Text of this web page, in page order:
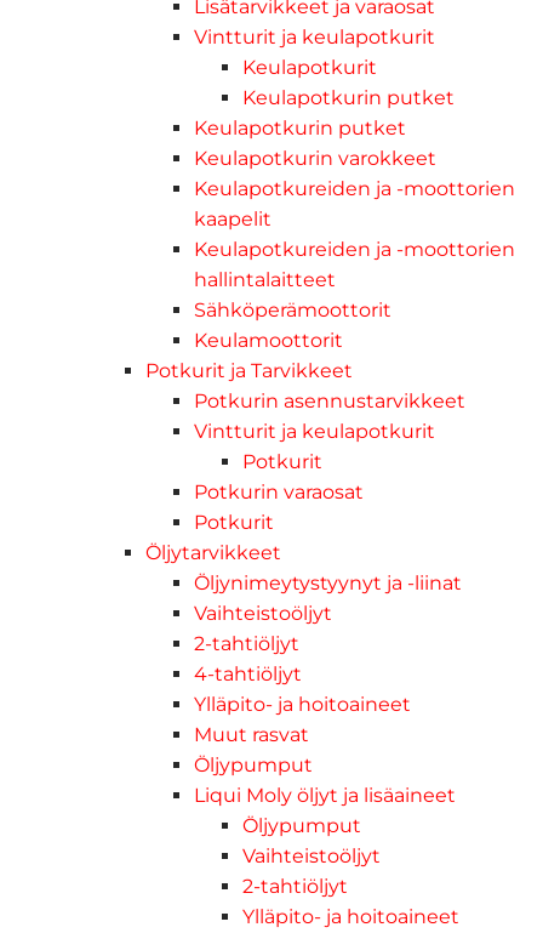
Lisätarvikkeet ja varaosat
Vintturit ja keulapotkurit
Keulapotkurit
Keulapotkurin putket
Keulapotkurin putket
Keulapotkurin varokkeet
Keulapotkureiden ja -moottorien
kaapelit
Keulapotkureiden ja -moottorien
hallintalaitteet
Sähköperämoottorit
Keulamoottorit
Potkurit ja Tarvikkeet
Potkurin asennustarvikkeet
Vintturit ja keulapotkurit
Potkurit
Potkurin varaosat
Potkurit
Öljytarvikkeet
Öljynimeytystyynyt ja -liinat
Vaihteistoöljyt
2-tahtiöljyt
4-tahtiöljyt
Ylläpito- ja hoitoaineet
Muut rasvat
Öljypumput
Liqui Moly öljyt ja lisäaineet
Öljypumput
Vaihteistoöljyt
2-tahtiöljyt
Ylläpito- ja hoitoaineet